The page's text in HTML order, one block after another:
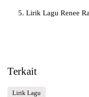
Lirik Lagu Renee
Terkait
Lirik Lagu